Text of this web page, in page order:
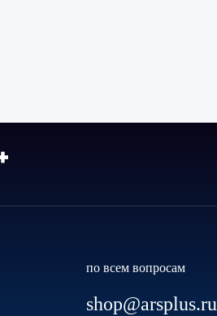
по всем вопросам
shop@arsplus.ru